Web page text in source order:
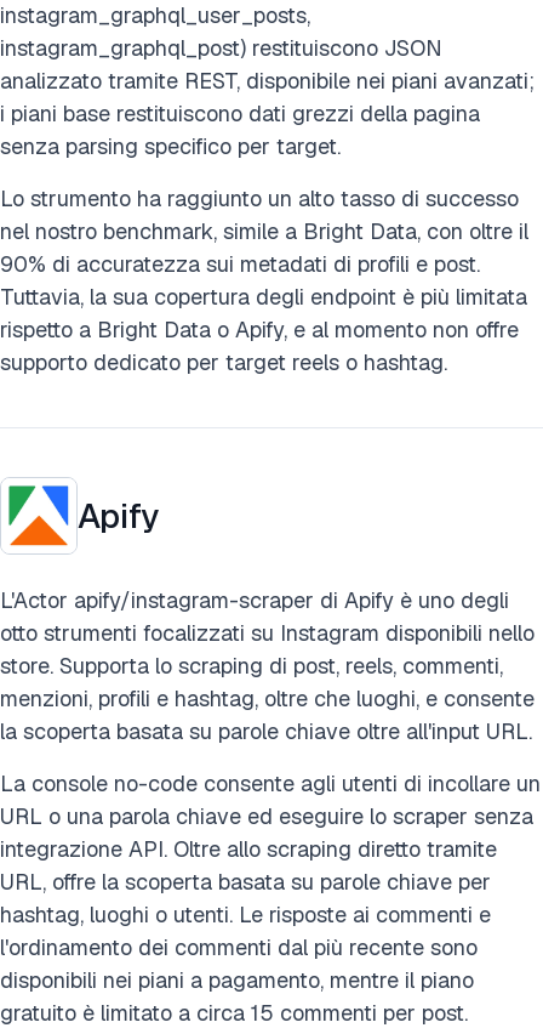
instagram_graphql_user_posts,
instagram_graphql_post) restituiscono JSON
analizzato tramite REST, disponibile nei piani avanzati;
i piani base restituiscono dati grezzi della pagina
senza parsing specifico per target.
Lo strumento ha raggiunto un alto tasso di successo
nel nostro benchmark, simile a Bright Data, con oltre il
90% di accuratezza sui metadati di profili e post.
Tuttavia, la sua copertura degli endpoint è più limitata
rispetto a Bright Data o Apify, e al momento non offre
supporto dedicato per target reels o hashtag.
Apify
L'Actor apify/instagram-scraper di Apify è uno degli
otto strumenti focalizzati su Instagram disponibili nello
store. Supporta lo scraping di post, reels, commenti,
menzioni, profili e hashtag, oltre che luoghi, e consente
la scoperta basata su parole chiave oltre all'input URL.
La console no-code consente agli utenti di incollare un
URL o una parola chiave ed eseguire lo scraper senza
integrazione API. Oltre allo scraping diretto tramite
URL, offre la scoperta basata su parole chiave per
hashtag, luoghi o utenti. Le risposte ai commenti e
l'ordinamento dei commenti dal più recente sono
disponibili nei piani a pagamento, mentre il piano
gratuito è limitato a circa 15 commenti per post.